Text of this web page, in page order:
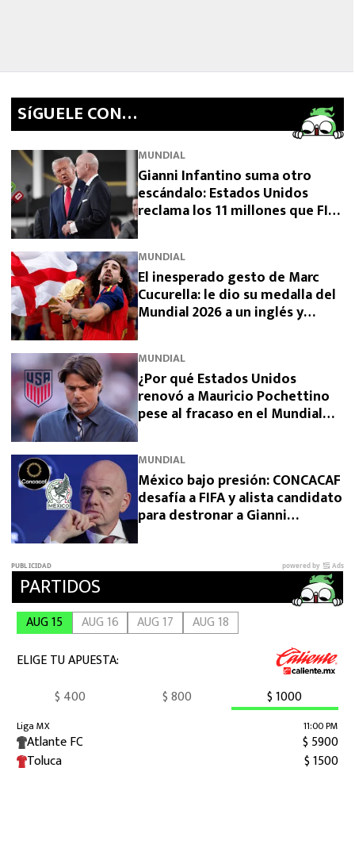
SíGUELE CON…
MUNDIAL
Gianni Infantino suma otro
escándalo: Estados Unidos
reclama los 11 millones que FIFA
MUNDIAL
El inesperado gesto de Marc
Cucurella: le dio su medalla del
Mundial 2026 a un inglés y
MUNDIAL
¿Por qué Estados Unidos
renovó a Mauricio Pochettino
pese al fracaso en el Mundial
MUNDIAL
México bajo presión: CONCACAF
desafía a FIFA y alista candidato
para destronar a Gianni